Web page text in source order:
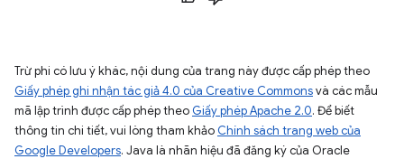
Trừ phi có lưu ý khác, nội dung của trang này được cấp phép theo
Giấy phép ghi nhận tác giả 4.0 của Creative Commonsvà các mẫu
mã lập trình được cấp phép theo Giấy phép Apache 2.0. Để biết
thông tin chi tiết, vui lòng tham khảo Chính sách trang web của
Google Developers. Java là nhãn hiệu đã đăng ký của Oracle